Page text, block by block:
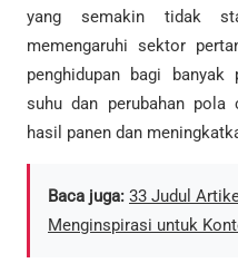
yang semakin tidak
memengaruhi sektor
penghidupan bagi banyak
suhu dan perubahan pola
hasil panen dan
Baca juga: 33 Judul
Menginspirasi untuk